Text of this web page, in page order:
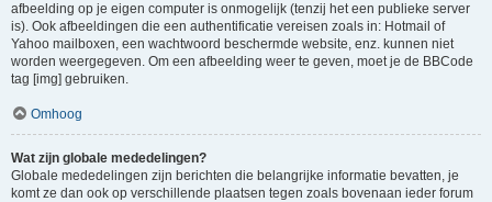
afbeelding op je eigen computer is onmogelijk (tenzij het een publieke server
is). Ook afbeeldingen die een authentificatie vereisen zoals in: Hotmail of
Yahoo mailboxen, een wachtwoord beschermde website, enz. kunnen niet
worden weergegeven. Om een afbeelding weer te geven, moet je de BBCode
tag [img] gebruiken.
Omhoog
Wat zijn globale mededelingen?
Globale mededelingen zijn berichten die belangrijke informatie bevatten, je
komt ze dan ook op verschillende plaatsen tegen zoals bovenaan ieder forum